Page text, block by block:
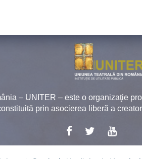
– UNITER – este o organizaţie
prin asocierea liberă a